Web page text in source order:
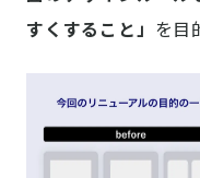
すくすること」 を目